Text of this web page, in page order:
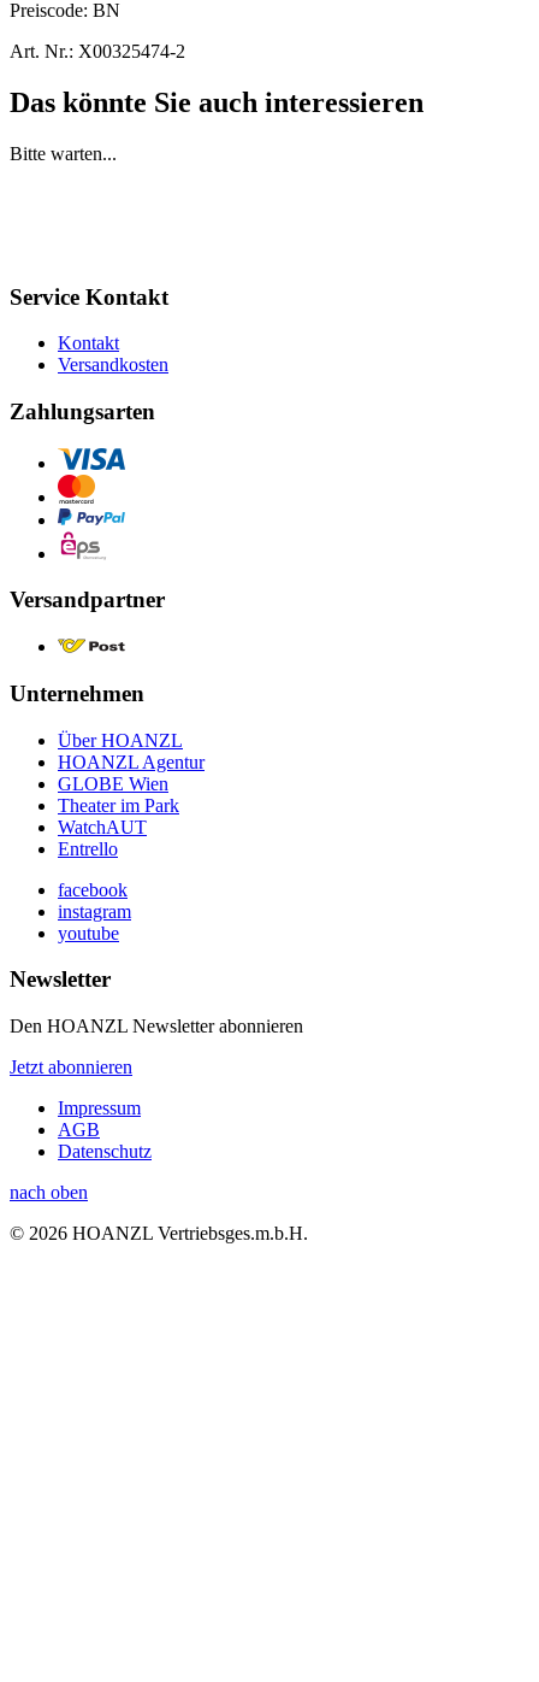
Preiscode: BN
Art. Nr.: X00325474-2
Das könnte Sie auch interessieren
Bitte warten...
Service Kontakt
Kontakt
Versandkosten
Zahlungsarten
Versandpartner
Unternehmen
Über HOANZL
HOANZL Agentur
GLOBE Wien
Theater im Park
WatchAUT
Entrello
facebook
instagram
youtube
Newsletter
Den HOANZL Newsletter abonnieren
Jetzt abonnieren
Impressum
AGB
Datenschutz
nach oben
© 2026 HOANZL Vertriebsges.m.b.H.